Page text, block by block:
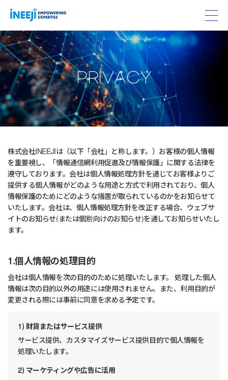
PRIVACY
株式会社INEEJIは（以下「会社」と称します。）お客様の個人情報
を重要視し、「情報通信網利用促進及び情報保護」に関する法律を
遵守しております。会社は個人情報処理方針を通じてお客様よりご
提供する個人情報がどのような用途と方式で利用されており、個人
情報保護のためにどのような措置が取られているのかをお知らせて
いたします。会社は、個人情報処理方針を改正する場合、ウェブサ
イトのお知らせ(または個別向けのお知らせ)を通してお知らせいたし
ます。
1.個人情報の処理目的
会社は個人情報を次の目的のために処理いたします。 処理した個人
情報は次の目的以外の用途には使用されません。また、利用目的が
変更される際には事前に同意を求める予定です。
1) 財貨またはサービス提供
サービス提供、カスタマイズサービス提供目的で個人情報を
処理いたします。
2) マーケティングや広告に活用